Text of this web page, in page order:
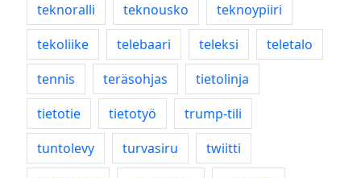
teknoralli
teknousko
teknoypiiri
tekoliike
telebaari teleksi
teletalo
tennis
teräsohjas
tietolinja
tietotie
tietotyö
trump-tili
tuntolevy
turvasiru
twiitti